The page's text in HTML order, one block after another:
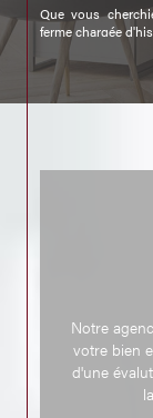
Que vous
ferme chargée
Immobilier
Nous écoutons
offres qui
Pour ceux qui
Brioude ou une
Notre équipe
Si vous
est une
Notre
votre bien
d'une